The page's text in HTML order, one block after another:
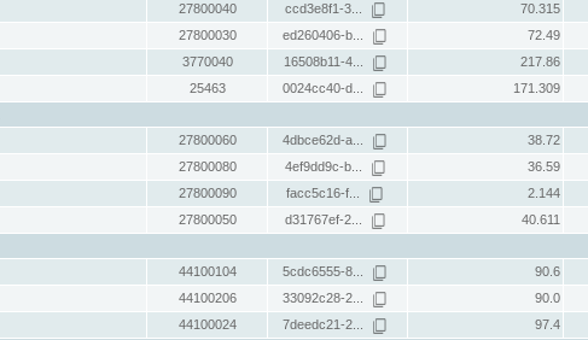
27800040 ccd3e8f1-3... 70.315
27800030 ed260406-b... 72.49
3770040 16508b11-4... 217.86
25463 0024cc40-d... 171.309
27800060 4dbce62d-a... 38.72
27800080 4ef9dd9c-b... 36.59
27800090 facc5c16-f... 2.144
27800050 d31767ef-2... 40.611
44100104 5cdc6555-8... 90.6
44100206 33092c28-2... 90.0
44100024 7deedc21-2... 97.4